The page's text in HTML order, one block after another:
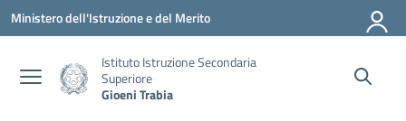
Vai ai contenuti
Vai al menu di navigazione
Vai al footer
Ministero dell'Istruzione e del Merito
Istituto Istruzione Secondaria
Superiore
Gioeni Trabia